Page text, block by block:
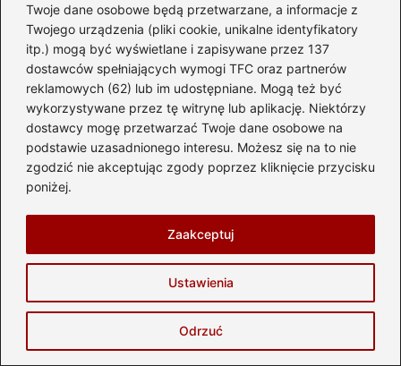
Twoje dane osobowe będą przetwarzane, a informacje z
Twojego urządzenia (pliki cookie, unikalne identyfikatory
itp.) mogą być wyświetlane i zapisywane przez 137
dostawców spełniających wymogi TFC oraz partnerów
reklamowych (62) lub im udostępniane. Mogą też być
wykorzystywane przez tę witrynę lub aplikację. Niektórzy
dostawcy mogę przetwarzać Twoje dane osobowe na
podstawie uzasadnionego interesu. Możesz się na to nie
zgodzić nie akceptując zgody poprzez kliknięcie przycisku
poniżej.
Ustawienia
Odrzuć
Zaakceptuj
najnowszych technologii, wskazówki dla przyszłych
kierowców oraz praktyczną wiedzę o częściach
samochodowych.
Piszę o wyścigach, trendach, przepisach ruchu drogowego
i wszystkim, co sprawia, że motoryzacja to nie tylko hobby
— to styl życia. Codziennie staram się pokazywać, że
motoryzacja jest dla każdego: pasjonata klasyków, fana
adrenaliny, początkującego kierowcy, a nawet osoby, która
po prostu lubi dobrą jazdę. Jeśli kochasz zapach benzyny,
dźwięk silnika i wiatr we włosach — jesteś we właściwym
←
Ile naprawdę kosztuje wyrobienie prawa jazdy
plastikowego? Sprawdzamy ceny!
→
Sfs diesel – co warto wiedzieć o oleju napędowym?